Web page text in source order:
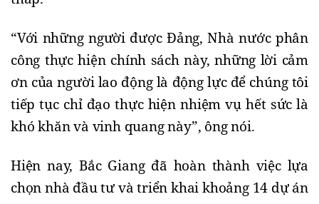
“Với những người được Đảng, Nhà nước phân
công thực hiện chính sách này, những lời cảm
ơn của người lao động là động lực để chúng tôi
tiếp tục chỉ đạo thực hiện nhiệm vụ hết sức là
khó khăn và vinh quang này”, ông nói.
Hiện nay, Bắc Giang đã hoàn thành việc lựa
chọn nhà đầu tư và triển khai khoảng 14 dự án